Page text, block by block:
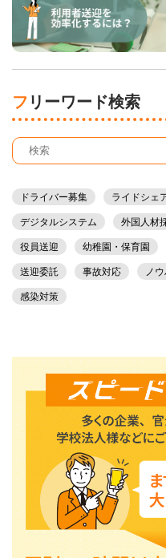
フリーワード検索
ドライバー募集 ライドシェ
デジタルシステム 外国人材
役員送迎 幼稚園・保育園
送迎委託 事故対応 ノ
感染対策